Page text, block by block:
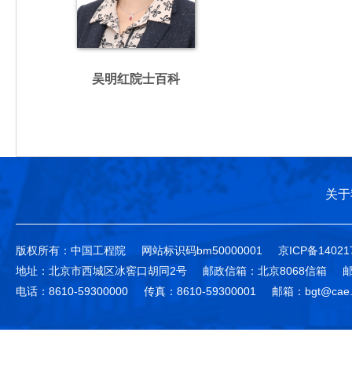
吴明红院士百科
关
版权所有：中国工程院 网站标识码bm50000001
京ICP备
地址：北京市西城区冰窖口胡同2号
邮政信箱：北京8068信箱
电话：8610-59300000
传真：8610-59300001 邮箱：